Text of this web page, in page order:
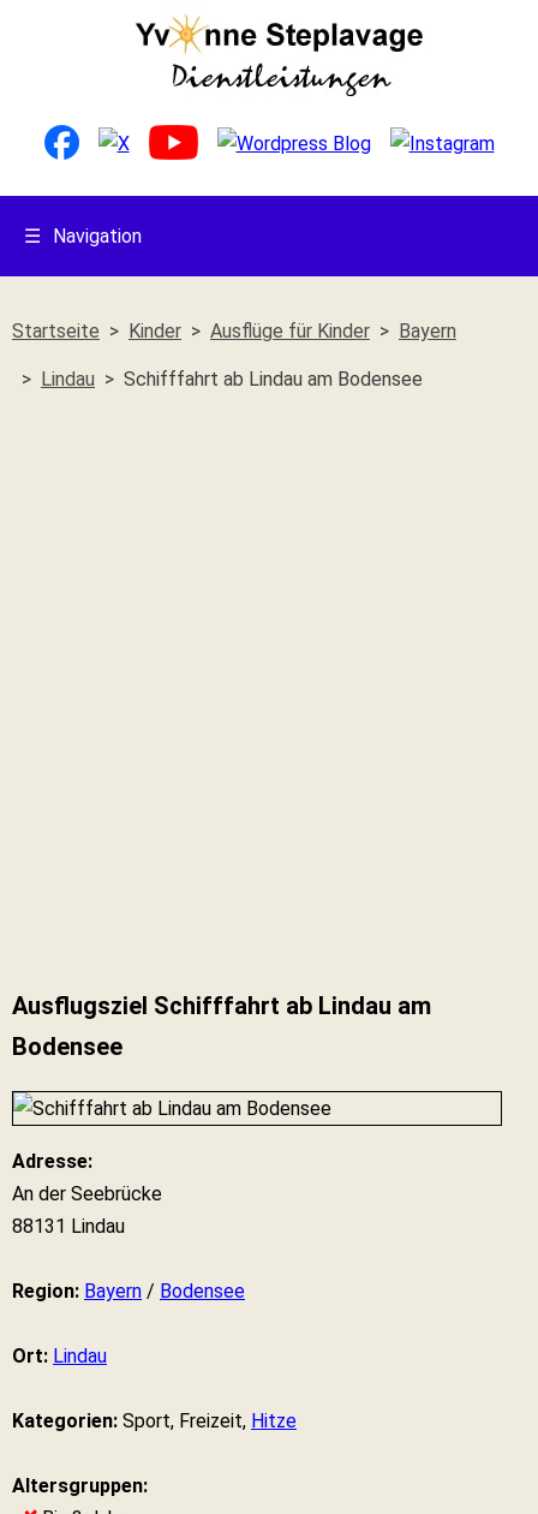
☰ Navigation
Startseite Kinder Ausflüge für Kinder Bayern
Lindau Schifffahrt ab Lindau am Bodensee
Ausflugsziel Schifffahrt ab Lindau am
Bodensee
Adresse:
An der Seebrücke
88131 Lindau
Region: Bayern / Bodensee
Ort: Lindau
Kategorien: Sport, Freizeit, Hitze
Altersgruppen: